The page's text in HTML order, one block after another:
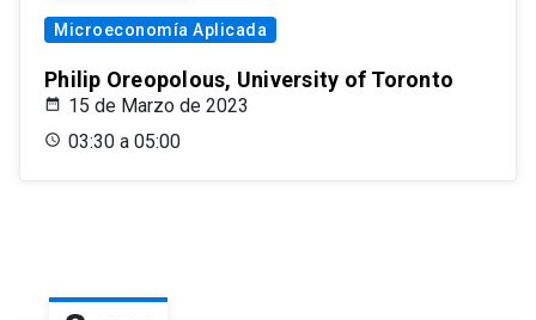
Microeconomía Aplicada
Philip Oreopolous, University of Toronto
15 de Marzo de 2023
03:30 a 05:00